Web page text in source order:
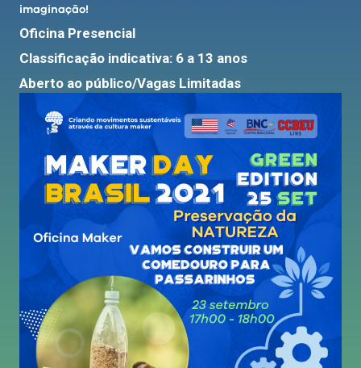
imaginação!
Oficina Presencial
Classificação indicativa: 6 a 13 anos
Aberto ao público/Vagas Limitadas